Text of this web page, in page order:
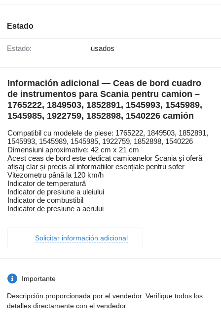
Estado
Estado: usados
Información adicional — Ceas de bord cuadro
de instrumentos para Scania pentru camion –
1765222, 1849503, 1852891, 1545993, 1545989,
1545985, 1922759, 1852898, 1540226 camión
Compatibil cu modelele de piese: 1765222, 1849503, 1852891,
1545993, 1545989, 1545985, 1922759, 1852898, 1540226
Dimensiuni aproximative: 42 cm x 21 cm
Acest ceas de bord este dedicat camioanelor Scania și oferă
afișaj clar și precis al informațiilor esențiale pentru șofer
Vitezometru până la 120 km/h
Indicator de temperatură
Indicator de presiune a uleiului
Indicator de combustibil
Indicator de presiune a aerului
Solicitar información adicional
Importante
Descripción proporcionada por el vendedor. Verifique todos los
detalles directamente con el vendedor.